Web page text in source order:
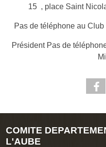
15 , place Saint
Pas de téléphone au
Président Pas de
COMITE
L'AUBE